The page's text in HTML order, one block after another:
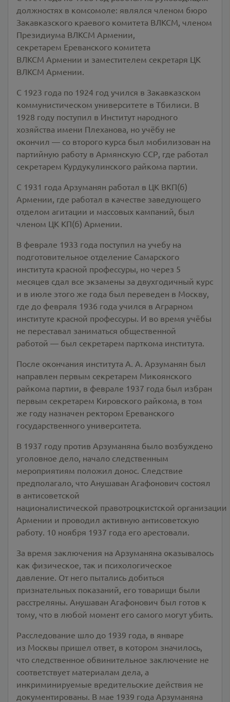
должностях в комсомоле: являлся членом бюро
Закавказского краевого комитета ВЛКСМ, членом
Президиума ВЛКСМ Армении,
секретарем Ереванского комитета
ВЛКСМ Армении и заместителем секретаря ЦК
ВЛКСМ Армении.
С 1923 года по 1924 год учился в Закавказском
коммунистическом университете в Тбилиси. В
1928 году поступил в Институт народного
хозяйства имени Плеханова, но учёбу не
окончил — со второго курса был мобилизован на
партийную работу в Армянскую ССР, где работал
секретарем Курдукулинского райкома партии.
С 1931 года Арзуманян работал в ЦК ВКП(б)
Армении, где работал в качестве заведующего
отделом агитации и массовых кампаний, был
членом ЦК КП(б) Армении.
В феврале 1933 года поступил на учебу на
подготовительное отделение Самарского
института красной профессуры, но через 5
месяцев сдал все экзамены за двухгодичный курс
и в июле этого же года был переведен в Москву,
где до февраля 1936 года учился в Аграрном
институте красной профессуры. И во время учёбы
не переставал заниматься общественной
работой — был секретарем парткома института.
После окончания института А. А. Арзуманян был
направлен первым секретарем Микоянского
райкома партии, в феврале 1937 года был избран
первым секретарем Кировского райкома, в том
же году назначен ректором Ереванского
государственного университета.
В 1937 году против Арзуманяна было возбуждено
уголовное дело, начало следственным
мероприятиям положил донос. Следствие
предполагало, что Анушаван Агафонович состоял
в антисоветской
националистической правотроцкистской организации
Армении и проводил активную антисоветскую
работу. 10 ноября 1937 года его арестовали.
За время заключения на Арзуманяна оказывалось
как физическое, так и психологическое
давление. От него пытались добиться
признательных показаний, его товарищи были
расстреляны. Анушаван Агафонович был готов к
тому, что в любой момент его самого могут убить.
Расследование шло до 1939 года, в январе
из Москвы пришел ответ, в котором значилось,
что следственное обвинительное заключение не
соответствует материалам дела, а
инкриминируемые вредительские действия не
документированы. В мае 1939 года Арзуманяна